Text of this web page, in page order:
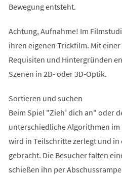
Bewegung entsteht.
Achtung, Aufnahme! Im
ihren eigenen Trickfilm. Mit
Requisiten und Hintergründen
Szenen in 2D- oder 3D-Optik.
Sortieren und suchen
Beim Spiel "Zieh’ dich an" oder
unterschiedliche Algorithmen
wird in Teilschritte zerlegt und
gebracht. Die Besucher falten
schießen ihn per